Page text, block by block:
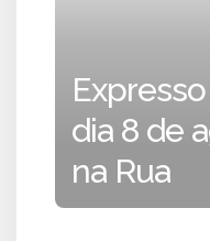
dia 8 de
na Rua